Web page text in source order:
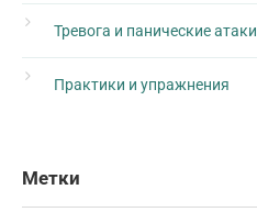
Тревога и панические атаки
Практики и упражнения
Метки